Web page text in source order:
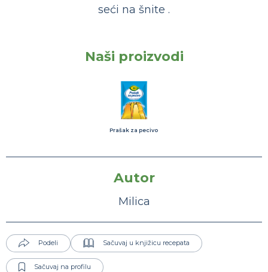
seći na šnite .
Naši proizvodi
Prašak za pecivo
Autor
Milica
Podeli Sačuvaj u knjižicu recepata
Sačuvaj na profilu